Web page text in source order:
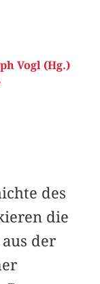
Vogl (Hg.)
des
die
der